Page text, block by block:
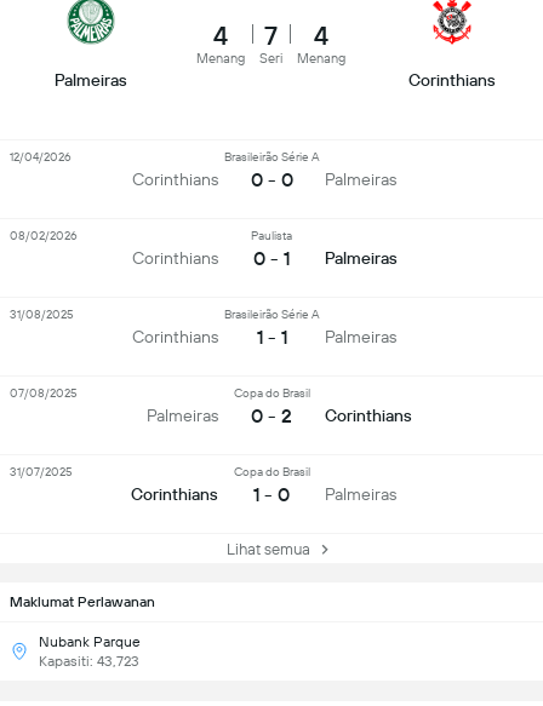
Maklumat Perlawanan
Nubank Parque
Kapasiti: 43,723
Palmeiras
4
Menang
7
Seri
4
Menang
Corinthians
Corinthians
Brasileirão Série A
0 - 0 Palmeiras
12/04/2026
Corinthians
Paulista
0 - 1 Palmeiras
08/02/2026
Corinthians
Brasileirão Série A
1 - 1 Palmeiras
31/08/2025
Palmeiras
Copa do Brasil
0 - 2 Corinthians
07/08/2025
Corinthians
Copa do Brasil
1 - 0 Palmeiras
31/07/2025
Lihat semua